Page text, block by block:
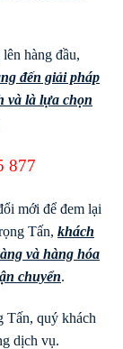
hàng đầu,
đến giải pháp
và là lựa chọn
877
mới để đem lại
Tấn, khách
và hàng hóa
chuyển.
Tấn, quý khách
dịch vụ.